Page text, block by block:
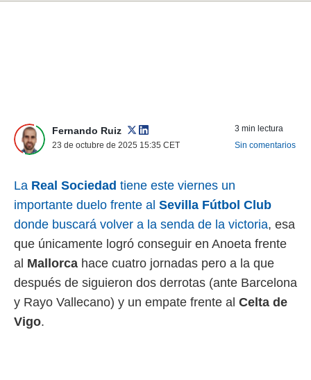
y
más
nuestra
y
Fernando Ruiz
23 de octubre de 2025 15:35 CET
3 min lectura
Sin comentarios
La Real Sociedad tiene este viernes un
importante duelo frente al Sevilla Fútbol Club
donde buscará volver a la senda de la victoria, esa
que únicamente logró conseguir en Anoeta frente
al Mallorca hace cuatro jornadas pero a la que
después de siguieron dos derrotas (ante Barcelona
y Rayo Vallecano) y un empate frente al Celta de
Vigo.